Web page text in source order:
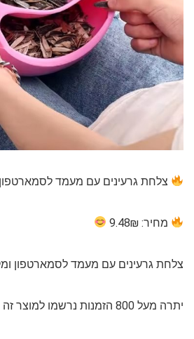
צלחת גרעינים עם מעמד
מחיר: 9.48₪
צלחת גרעינים עם מעמד לסמארטפון
יתרה מעל 800 הזמנות נרשמו למוצר זה